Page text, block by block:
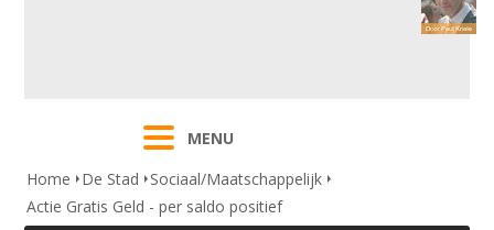
MENU
Home
De Stad
Sociaal/Maatschappelijk
Actie Gratis Geld - per saldo positief